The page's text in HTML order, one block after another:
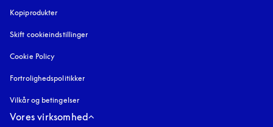
Kopiprodukter
Skift cookieindstillinger
Cookie Policy
Fortrolighedspolitikker
Vilkår og betingelser
Vores virksomhed